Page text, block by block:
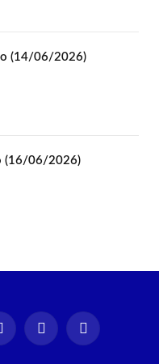
(14/06/2026)
(16/06/2026)
YouTube Spotify